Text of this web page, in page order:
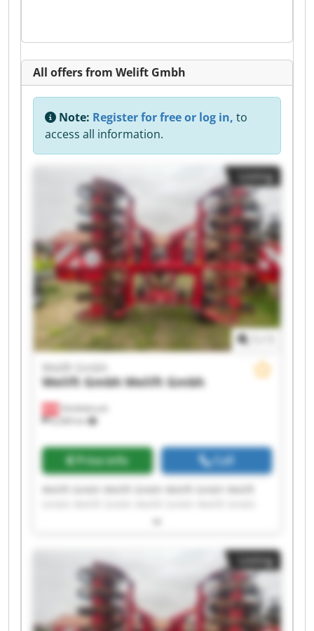
All offers from Welift Gmbh
Note: Register for free or log in, to
access all information.
Listing
Vöcklabruck
8,268 km
Welift Gmbh
Welift GmbhWelift Gmbh
Price info Call
Welift Gmbh Welift Gmbh Welift Gmbh Welift
Welift Gmbh Welift Gmbh Welift Gmbh Welift
Welift Gmbh Welift Gmbh Welift Gmbh Welift
Gmbh Welift Gmbh Welift Gmbh
Listing